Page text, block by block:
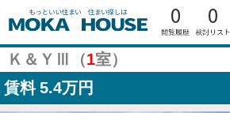
0 0
Ｋ＆ＹⅢ（1室）
賃料 5.4万円